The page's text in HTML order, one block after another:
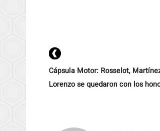
Cápsula Motor: Rosselot,
Lorenzo se quedaron con los